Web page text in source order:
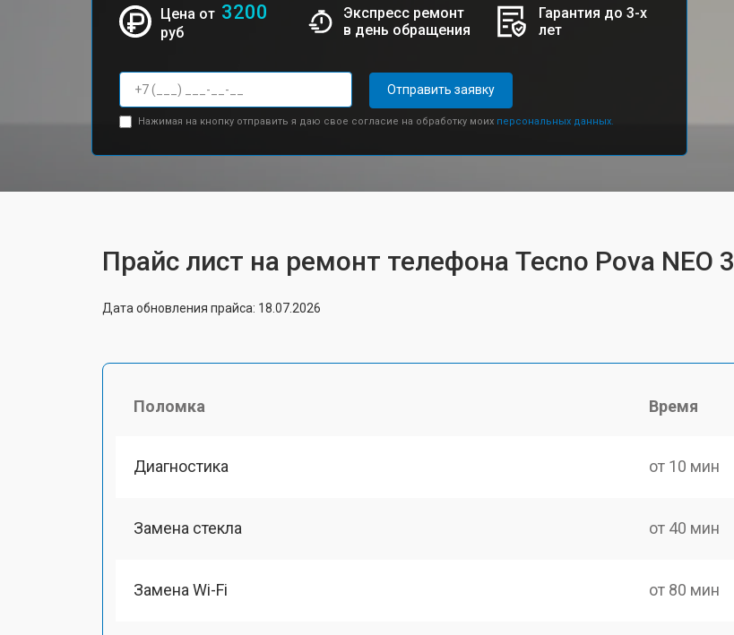
Цена от 3200
руб
Экспресс ремонт
в день обращения
Гарантия до 3-х
лет
Отправить заявку
Нажимая на кнопку отправить я даю свое согласие на обработку моих персональных данных.
Прайс лист на ремонт телефона Tecno Pova NEO 3
Дата обновления прайса: 18.07.2026
Поломка Время
Диагностика от 10 мин
Замена стекла от 40 мин
Замена Wi-Fi от 80 мин